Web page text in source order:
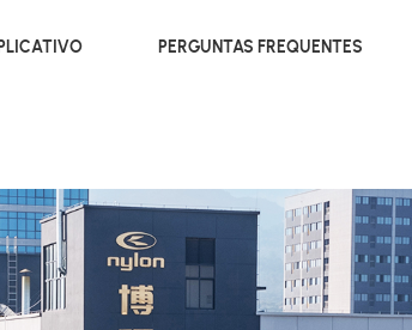
PERGUNTAS FREQUENTES